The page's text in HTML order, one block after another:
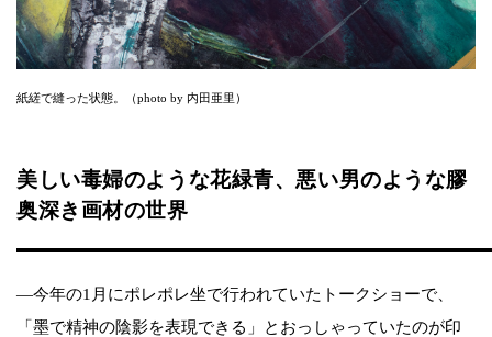
紙縒で縫った状態。（photo by 内田亜里）
美しい毒婦のような花緑青、悪い男のような膠
奥深き画材の世界
―今年の1月にポレポレ坐で行われていたトークショーで、
「墨で精神の陰影を表現できる」とおっしゃっていたのが印